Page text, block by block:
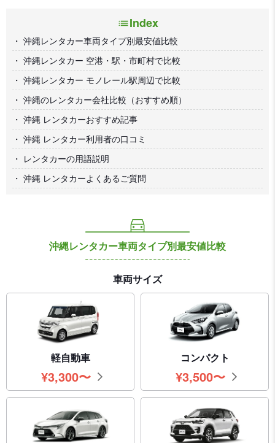
Index
沖縄レンタカー車両タイプ別最安値比較
沖縄レンタカー 空港・駅・市町村で比較
沖縄レンタカー モノレール駅周辺で比較
沖縄のレンタカー会社比較（おすすめ順）
沖縄 レンタカーおすすめ記事
沖縄 レンタカー利用者の口コミ
レンタカーの用語説明
沖縄 レンタカーよくあるご質問
沖縄レンタカー車両タイプ別最安値比較
車両サイズ
軽自動車
¥3,300円
〜
コンパクト
¥3,500円
〜